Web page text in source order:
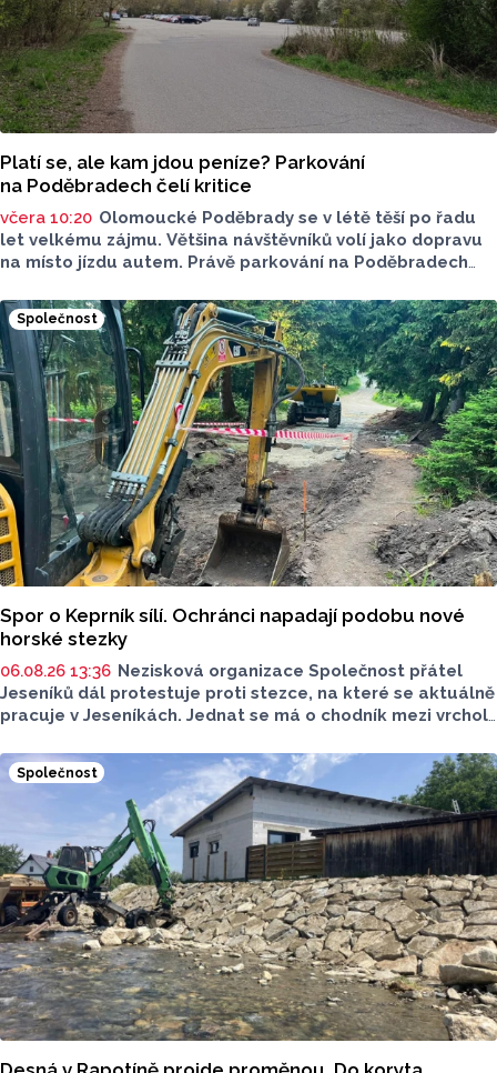
Platí se, ale kam jdou peníze? Parkování
na Poděbradech čelí kritice
včera 10:20 Olomoucké Poděbrady se v létě těší po řadu
let velkému zájmu. Většina návštěvníků volí jako dopravu
na místo jízdu autem. Právě parkování na Poděbradech
Na konci června vznikla na Facebooku stránka s názvem
Poděbrady bez závor a nelegálního parkovného, která
upozorňuje na nevyhovujcí situaci s parkováním
u oblíbeného olomouckého letoviska. Za iniciativou stojí
zastupitel města Olomouce, na jeho přání nebudeme
uvádět jeho identitu.
Společnost
Spor o Keprník sílí. Ochránci napadají podobu nové
horské stezky
06.08.26 13:36 Nezisková organizace Společnost přátel
Jeseníků dál protestuje proti stezce, na které se aktuálně
pracuje v Jeseníkách. Jednat se má o chodník mezi vrcholy
chodníku se podle odborníků příroda jen poškodí, chodník
mezi vrcholy podle nich není nutný.
Společnost